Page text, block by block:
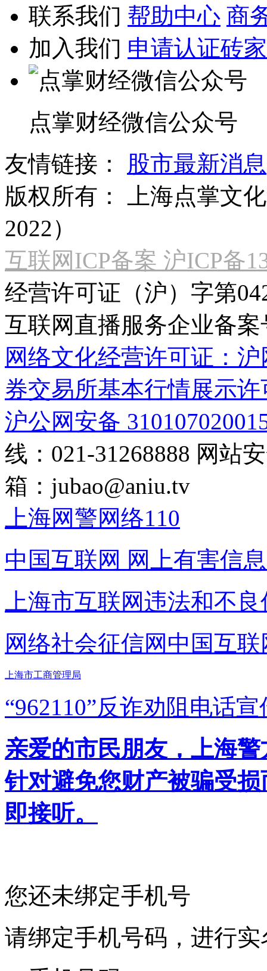
联系我们 帮助中心 商
加入我们 申请认证砖家
点掌财经微信公众号
友情链接：
股市最新消息
版权所有：
上海点掌文
2022）
互联网ICP备案 沪ICP备
经营许可证（沪）字第
互联网直播服务企业备案
网络文化经营许可证：
券交易所基本行情展示许
沪公网安备
线：021-31268888 网站
箱： jubao@aniu.tv
上海网警网络110
中国互联网 网上有害信
上海市互联网违法和不
网络社会征信网 中国互
上海市工商管理局
“962110”反诈劝阻电话宣
亲爱的市民朋友，上海
针对避免您财产被骗受
即接听。
您还未绑定手机号
请绑定手机号码，进行